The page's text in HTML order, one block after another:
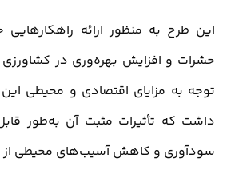
این طرح به منظور ارائه
حشرات و افزایش بهره‌وری در
توجه به مزایای اقتصادی و محیطی این
داشت که تأثیرات مثبت آن به‌طور
سودآوری و کاهش آسیب‌های محیطی